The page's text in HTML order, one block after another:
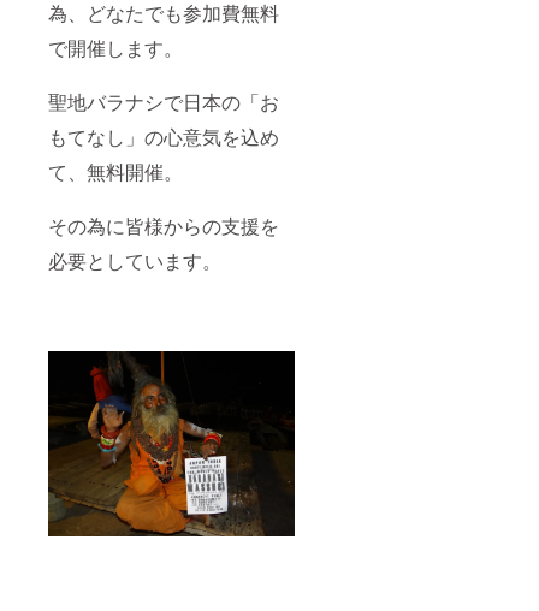
為、どなたでも参加費無料
で開催します。
聖地バラナシで日本の「お
もてなし」の心意気を込め
て、無料開催。
その為に皆様からの支援を
必要としています。